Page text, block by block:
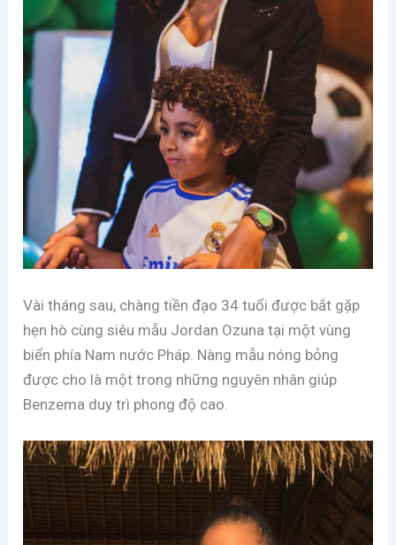
Vài tháng sau, chàng tiền đạo 34 tuổi được bắt gặp
hẹn hò cùng siêu mẫu Jordan Ozuna tại một vùng
biển phía Nam nước Pháp. Nàng mẫu nóng bỏng
được cho là một trong những nguyên nhân giúp
Benzema duy trì phong độ cao.